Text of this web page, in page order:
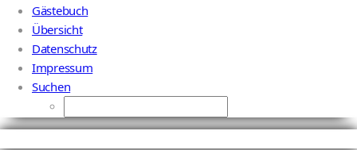
Gästebuch
Übersicht
Datenschutz
Impressum
Suchen